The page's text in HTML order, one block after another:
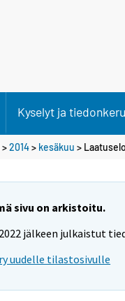
Kyselyt ja
>2014> kesäkuu >
sivu on arkistoitu.
jälkeen julkaistut
uudelle tilastosivulle